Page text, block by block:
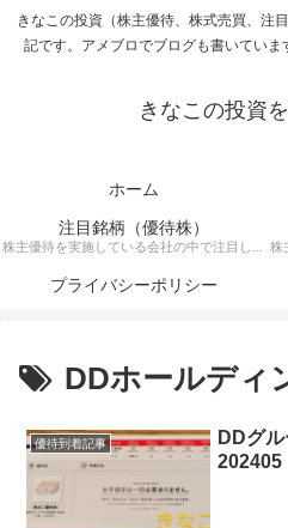
きなこの投資（株主優待、株式売買、注
記です。アメブロでブログも書いてい
きなこの投資
ホーム
注目銘柄（優待株）
株主優待を実施している会社の中で注目して 株
プライバシーポリシー
DDホールディ
優待到着記事
DDグ
202405